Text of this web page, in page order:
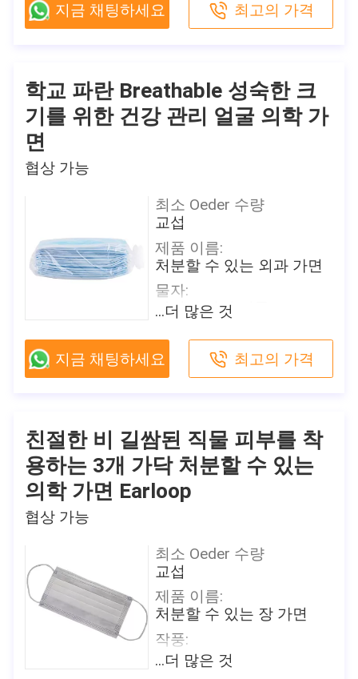
방호마스크
로 포장됩니다 상자/판지
배달 시간
공급 능력
일 당 500,000
이 제품에 관심이 있습니까?
판매자로부터 최근 값을 얻으세
접촉 판매자
크기:
방어
여과 효율성:
B.F.E≥ 95/99% PFE ≥ 99%
브랜드 이름
Shanghai Shark Medical
Supplies
인증
CE,FDA,TEST REPORT
모델 번호
방호마스크
포장 세부 사항
50 PC/상자, 24는 비닐 봉
투에서, 각 조각 개인적으
2-7 일 (를 포함하여 휴일)
지불 조건
T/T, Paypal, Venmo
이 제품에 관심이 있습니까?
판매자로부터 최근 값을 얻으세
요
지금 채팅하세요 최고의 가격
학교 파란 Breathable 성숙한 크
기를 위한 건강 관리 얼굴 의학 가
면
협상 가능
최소 Oeder 수량
교섭
제품 이름:
처분할 수 있는 외과 가면
물자:
짠것이 아닌 직물
제안하는
크기:
방어
여과 효율성:
B.F.E≥ 95/99% PFE ≥ 99%
원래 장소
브랜드 이름
Shanghai Shark Medical
Supplies
인증
CE,FDA,TEST REPORT
모델 번호
방호마스크
...더 많은 것
지금 채팅하세요 최고의 가격
친절한 비 길쌈된 직물 피부를 착
용하는 3개 가닥 처분할 수 있는
의학 가면 Earloop
협상 가능
최소 Oeder 수량
교섭
제품 이름:
처분할 수 있는 장 가면
작풍:
귀고리
...더 많은 것